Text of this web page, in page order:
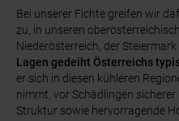
Bei unserer Fichte greifen wir
zu, in unseren
Niederösterreich, der
Lagen gedeiht Österreichs
er sich in diesen kühleren
nimmt, vor Schädlingen
Struktur sowie hervorragende